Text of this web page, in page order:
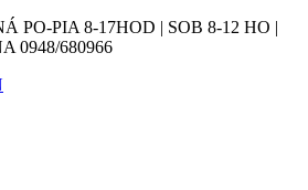
PO-PIA 8-17HOD | SOB 8-12 HO |
0948/680966